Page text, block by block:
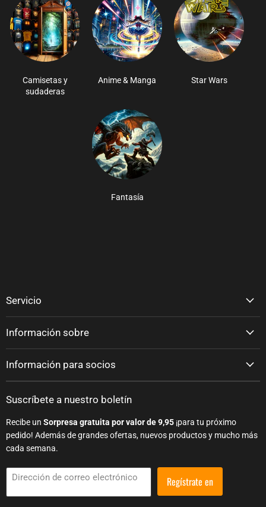
Camisetas y
sudaderas
Anime & Manga Star Wars
Fantasía
Servicio
Información sobre
Información para socios
Suscríbete a nuestro boletín
Recibe un Sorpresa gratuita por valor de 9,95 ¡para tu próximo
pedido! Además de grandes ofertas, nuevos productos y mucho más
cada semana.
Dirección de correo electrónico Regístrate en